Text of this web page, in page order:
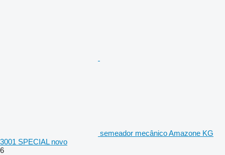
semeador mecânico Amazone KG
3001 SPECIAL novo
6